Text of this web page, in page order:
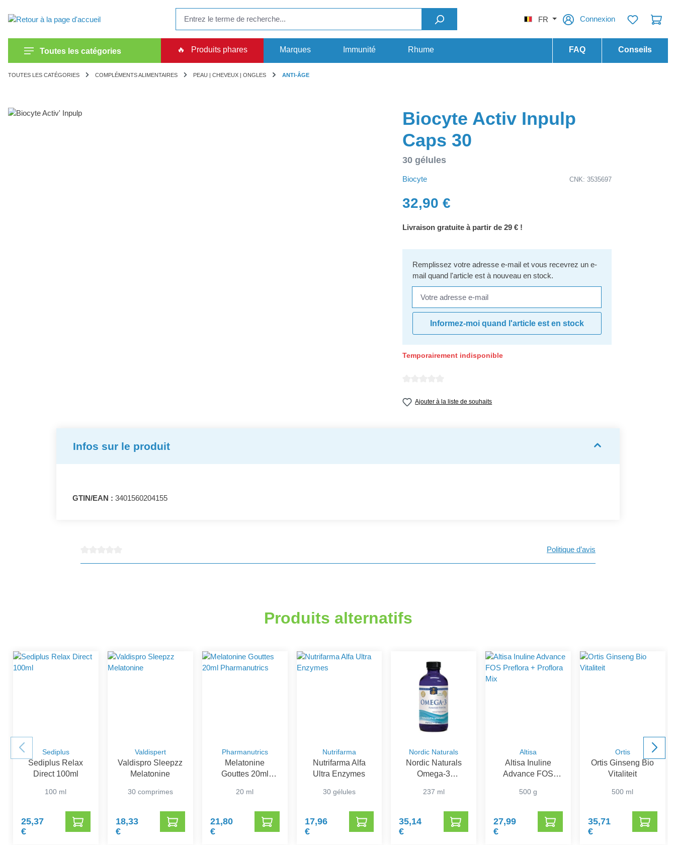
FR
Connexion
Toutes les catégories 🔥 Produits phares Marques Immunité Rhume FAQ Conseils
TOUTES LES CATÉGORIES COMPLÉMENTS ALIMENTAIRES PEAU | CHEVEUX | ONGLES ANTI-ÂGE
Ignorer la galerie d'images
Biocyte Activ Inpulp
Caps 30
30 gélules
Biocyte CNK: 3535697
32,90 €
Livraison gratuite à partir de 29 € !
Remplissez votre adresse e-mail et vous recevrez un e-
mail quand l'article est à nouveau en stock.
Informez-moi quand l'article est en stock
Temporairement indisponible
Ajouter à la liste de souhaits
Infos sur le produit
GTIN/EAN : 3401560204155
Politique d’avis
Produits alternatifs
Sediplus
Sediplus Relax
Direct 100ml
100 ml
25,37
€
Valdispert
Valdispro Sleepzz
Melatonine
30 comprimes
18,33
€
Pharmanutrics
Melatonine
Gouttes 20ml
20 ml
21,80
€
Nutrifarma
Nutrifarma Alfa
Ultra Enzymes
30 gélules
17,96
€
Nordic Naturals
Nordic Naturals
Omega-3
237 ml
35,14
€
Altisa
Altisa Inuline
Advance FOS
Mix
500 g
27,99
€
Ortis
Ortis Ginseng Bio
Vitaliteit
500 ml
35,71
€